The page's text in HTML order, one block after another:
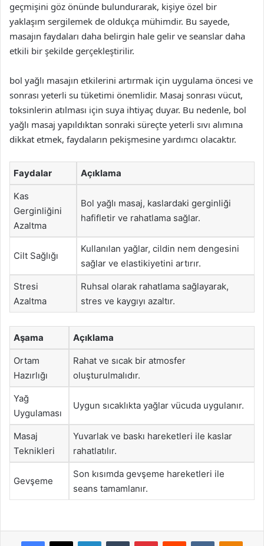
geçmişini göz önünde bulundurarak, kişiye özel bir
yaklaşım sergilemek de oldukça mühimdir. Bu sayede,
masajın faydaları daha belirgin hale gelir ve seanslar daha
etkili bir şekilde gerçekleştirilir.
bol yağlı masajın etkilerini artırmak için uygulama öncesi ve
sonrası yeterli su tüketimi önemlidir. Masaj sonrası vücut,
toksinlerin atılması için suya ihtiyaç duyar. Bu nedenle, bol
yağlı masaj yapıldıktan sonraki süreçte yeterli sıvı alımına
dikkat etmek, faydaların pekişmesine yardımcı olacaktır.
Faydalar Açıklama
Kas
Gerginliğini
Azaltma
Bol yağlı masaj, kaslardaki gerginliği
hafifletir ve rahatlama sağlar.
Cilt Sağlığı
Kullanılan yağlar, cildin nem dengesini
sağlar ve elastikiyetini artırır.
Stresi
Azaltma
Ruhsal olarak rahatlama sağlayarak,
stres ve kaygıyı azaltır.
Aşama Açıklama
Ortam
Hazırlığı
Rahat ve sıcak bir atmosfer
oluşturulmalıdır.
Yağ
Uygulaması
Uygun sıcaklıkta yağlar vücuda uygulanır.
Masaj
Teknikleri
Yuvarlak ve baskı hareketleri ile kaslar
rahatlatılır.
Gevşeme
Son kısımda gevşeme hareketleri ile
seans tamamlanır.
Facebook
X LinkedInTumblr PinterestReddit VKontakte